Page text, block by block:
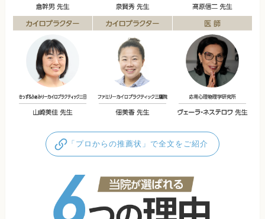
「プロからの推薦状」で全文をご紹介